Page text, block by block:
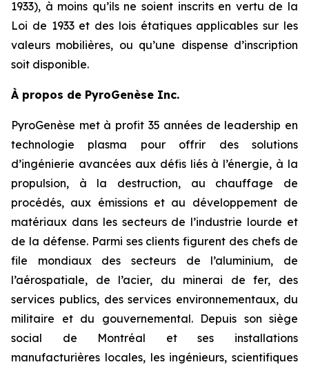
1933), à moins qu’ils ne soient inscrits en vertu de la
Loi de 1933 et des lois étatiques applicables sur les
valeurs mobilières, ou qu’une dispense d’inscription
soit disponible.
À propos de PyroGenèse Inc.
PyroGenèse met à profit 35 années de leadership en
technologie plasma pour offrir des solutions
d’ingénierie avancées aux défis liés à l’énergie, à la
propulsion, à la destruction, au chauffage de
procédés, aux émissions et au développement de
matériaux dans les secteurs de l’industrie lourde et
de la défense. Parmi ses clients figurent des chefs de
file mondiaux des secteurs de l’aluminium, de
l’aérospatiale, de l’acier, du minerai de fer, des
services publics, des services environnementaux, du
militaire et du gouvernemental. Depuis son siège
social de Montréal et ses installations
manufacturières locales, les ingénieurs, scientifiques